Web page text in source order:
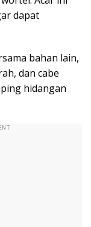
dapat
bahan lain,
dan cabe
hidangan